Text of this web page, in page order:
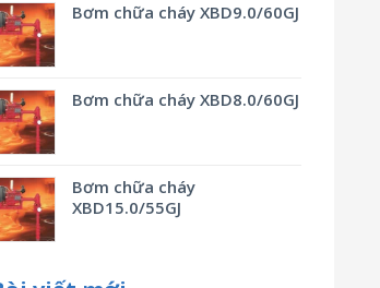
Bơm chữa cháy XBD9.0/60GJ
Bơm chữa cháy XBD8.0/60GJ
Bơm chữa cháy
XBD15.0/55GJ